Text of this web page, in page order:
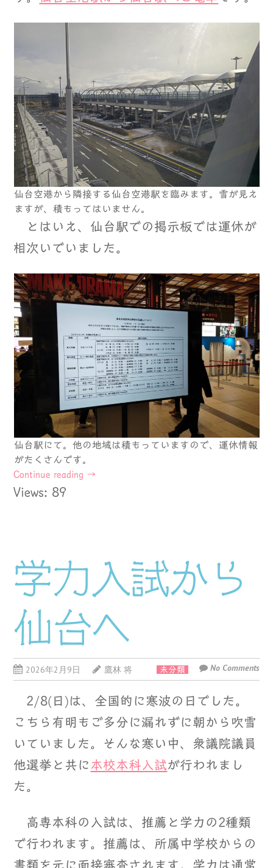
仙台空港から隣接する仙台空港駅を臨みます。雪が見え
ますが、積もってはいません。
とはいえ、仙台駅での掲示板では運休が
相次いでいました。
仙台駅にて。他の地域は積もっていますので、運休情報
がたくさんです。
Continue reading →
Views: 89
学力入試から
仙台へ
2026年2月9日 鷹林 将 未分類 No Comments
2/8(日)は、全国的に寒波の日でした。
こちら有明もご多分に漏れずに朝から吹雪
いていました。そんな寒い中、衆議院議員
他選挙と共に 本校本科入試が行われまし
た。
高専本科の入試は、推薦と学力の2種類
で行われます。推薦は、所属中学校からの
書類を元に面接審査されます。学力は通常